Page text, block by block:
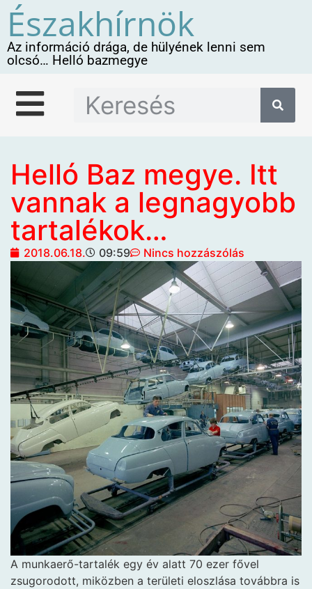
Északhírnök
Az információ drága, de hülyének lenni sem
olcsó… Helló bazmegye
Helló Baz megye. Itt
vannak a legnagyobb
tartalékok…
2018.06.18. 09:59 Nincs hozzászólás
A munkaerő-tartalék egy év alatt 70 ezer fővel
zsugorodott, miközben a területi eloszlása továbbra is